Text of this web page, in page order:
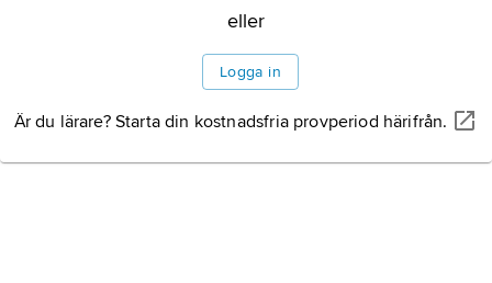
eller
Logga in
Är du lärare? Starta din kostnadsfria provperiod härifrån.